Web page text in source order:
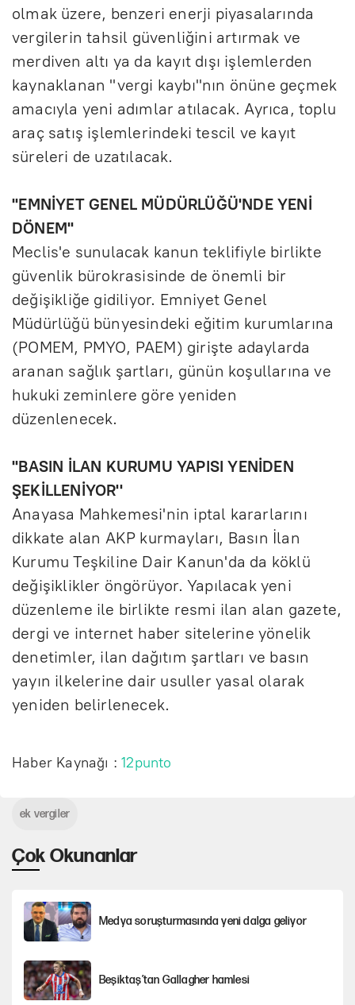
olmak üzere, benzeri enerji piyasalarında
vergilerin tahsil güvenliğini artırmak ve
merdiven altı ya da kayıt dışı işlemlerden
kaynaklanan "vergi kaybı"nın önüne geçmek
amacıyla yeni adımlar atılacak. Ayrıca, toplu
araç satış işlemlerindeki tescil ve kayıt
süreleri de uzatılacak.
''EMNİYET GENEL MÜDÜRLÜĞÜ'NDE YENİ
DÖNEM''
Meclis'e sunulacak kanun teklifiyle birlikte
güvenlik bürokrasisinde de önemli bir
değişikliğe gidiliyor. Emniyet Genel
Müdürlüğü bünyesindeki eğitim kurumlarına
(POMEM, PMYO, PAEM) girişte adaylarda
aranan sağlık şartları, günün koşullarına ve
hukuki zeminlere göre yeniden
düzenlenecek.
''BASIN İLAN KURUMU YAPISI YENİDEN
ŞEKİLLENİYOR''
Anayasa Mahkemesi'nin iptal kararlarını
dikkate alan AKP kurmayları, Basın İlan
Kurumu Teşkiline Dair Kanun'da da köklü
değişiklikler öngörüyor. Yapılacak yeni
düzenleme ile birlikte resmi ilan alan gazete,
dergi ve internet haber sitelerine yönelik
denetimler, ilan dağıtım şartları ve basın
yayın ilkelerine dair usuller yasal olarak
yeniden belirlenecek.
Haber Kaynağı :12punto
Çok Okunanlar
Medya soruşturmasında yeni dalga geliyor
Beşiktaş’tan Gallagher hamlesi
ek vergiler